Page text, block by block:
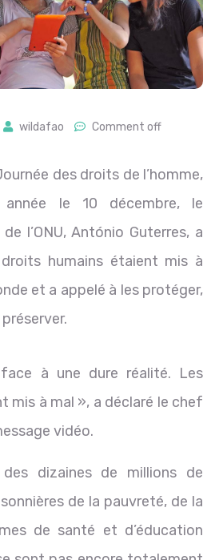
wildafao Comment off
des droits de l’homme,
année le 10 décembre, le
l’ONU, António Guterres, a
humains étaient mis à
et a appelé à les protéger,
à une dure réalité. Les
mis à mal », a déclaré le chef
vidéo.
dizaines de millions de
de la pauvreté, de la
de santé et d’éducation